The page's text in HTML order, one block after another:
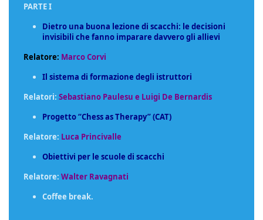
PARTE I
Dietro una buona lezione di scacchi: le decisioni
invisibili che fanno imparare davvero gli allievi
Relatore: Marco Corvi
Il sistema di formazione degli istruttori
Relatori: Sebastiano Paulesu e Luigi De Bernardis
Progetto “Chess as Therapy” (CAT)
Relatore: Luca Princivalle
Obiettivi per le scuole di scacchi
Relatore: Walter Ravagnati
Coffee break.